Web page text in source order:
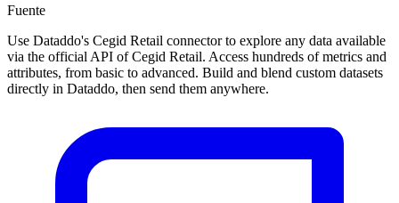
Fuente
Use Dataddo's Cegid Retail connector to explore any data available
via the official API of Cegid Retail. Access hundreds of metrics and
attributes, from basic to advanced. Build and blend custom datasets
directly in Dataddo, then send them anywhere.